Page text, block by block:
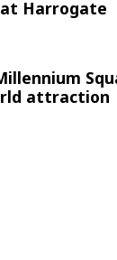
Harrogate
attraction